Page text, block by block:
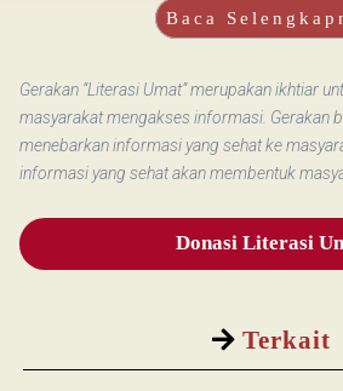
Terkait
Baca
Gerakan “Literasi Umat” merupakan ikhtiar
masyarakat mengakses informasi. Gerakan
menebarkan informasi yang sehat ke
informasi yang sehat akan membentuk
Donasi Literasi